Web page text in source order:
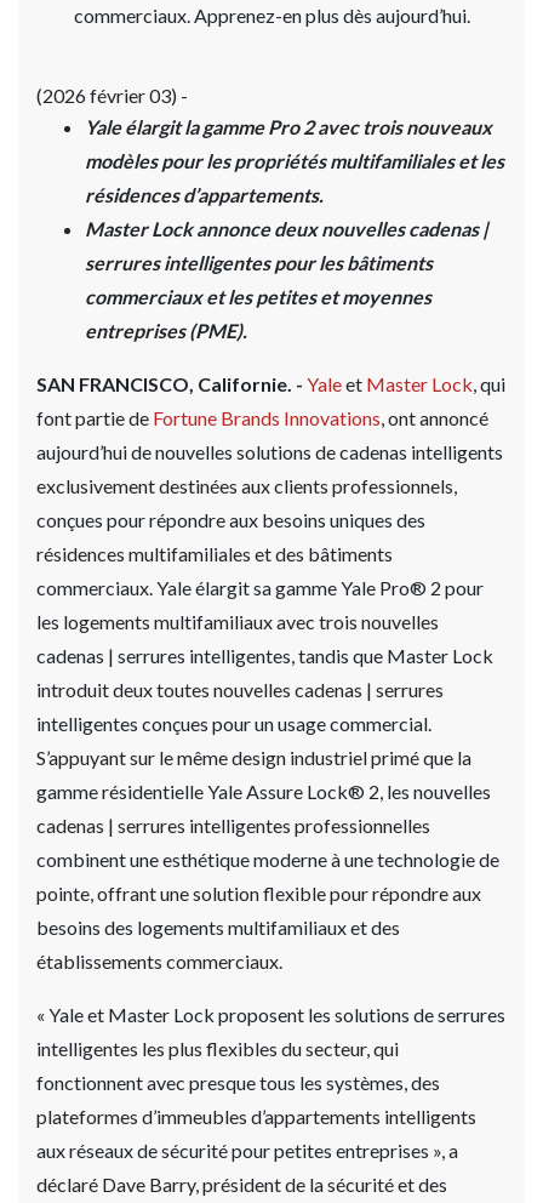
commerciaux. Apprenez-en plus dès aujourd’hui.
(2026 février 03) -
Yale élargit la gamme Pro 2 avec trois nouveaux
modèles pour les propriétés multifamiliales et les
résidences d’appartements.
Master Lock annonce deux nouvelles cadenas |
serrures intelligentes pour les bâtiments
commerciaux et les petites et moyennes
entreprises (PME).
SAN FRANCISCO, Californie. - Yaleet Master Lock, qui
font partie de Fortune Brands Innovations, ont annoncé
aujourd’hui de nouvelles solutions de cadenas intelligents
exclusivement destinées aux clients professionnels,
conçues pour répondre aux besoins uniques des
résidences multifamiliales et des bâtiments
commerciaux. Yale élargit sa gamme Yale Pro® 2 pour
les logements multifamiliaux avec trois nouvelles
cadenas | serrures intelligentes, tandis que Master Lock
introduit deux toutes nouvelles cadenas | serrures
intelligentes conçues pour un usage commercial.
S’appuyant sur le même design industriel primé que la
gamme résidentielle Yale Assure Lock® 2, les nouvelles
cadenas | serrures intelligentes professionnelles
combinent une esthétique moderne à une technologie de
pointe, offrant une solution flexible pour répondre aux
besoins des logements multifamiliaux et des
établissements commerciaux.
« Yale et Master Lock proposent les solutions de serrures
intelligentes les plus flexibles du secteur, qui
fonctionnent avec presque tous les systèmes, des
plateformes d’immeubles d’appartements intelligents
aux réseaux de sécurité pour petites entreprises », a
déclaré Dave Barry, président de la sécurité et des